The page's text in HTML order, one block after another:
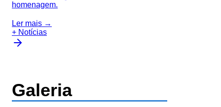
homenagem.
Ler mais →
+ Notícias
Galeria